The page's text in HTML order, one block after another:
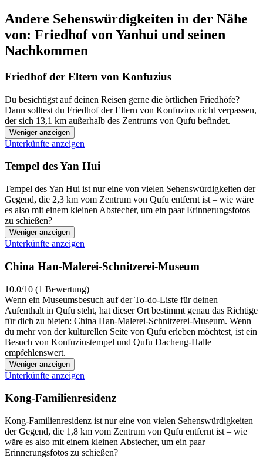
Andere Sehenswürdigkeiten in der Nähe
von: Friedhof von Yanhui und seinen
Nachkommen
Friedhof der Eltern von Konfuzius
Du besichtigst auf deinen Reisen gerne die örtlichen Friedhöfe?
Dann solltest du Friedhof der Eltern von Konfuzius nicht verpassen,
der sich 13,1 km außerhalb des Zentrums von Qufu befindet.
Weniger anzeigen
Unterkünfte anzeigen
Tempel des Yan Hui
Tempel des Yan Hui ist nur eine von vielen Sehenswürdigkeiten der
Gegend, die 2,3 km vom Zentrum von Qufu entfernt ist – wie wäre
es also mit einem kleinen Abstecher, um ein paar Erinnerungsfotos
zu schießen?
Weniger anzeigen
Unterkünfte anzeigen
China Han-Malerei-Schnitzerei-Museum
10.0/10 (1 Bewertung)
Wenn ein Museumsbesuch auf der To-do-Liste für deinen
Aufenthalt in Qufu steht, hat dieser Ort bestimmt genau das Richtige
für dich zu bieten: China Han-Malerei-Schnitzerei-Museum. Wenn
du mehr von der kulturellen Seite von Qufu erleben möchtest, ist ein
Besuch von Konfuziustempel und Qufu Dacheng-Halle
empfehlenswert.
Weniger anzeigen
Unterkünfte anzeigen
Kong-Familienresidenz
Kong-Familienresidenz ist nur eine von vielen Sehenswürdigkeiten
der Gegend, die 1,8 km vom Zentrum von Qufu entfernt ist – wie
wäre es also mit einem kleinen Abstecher, um ein paar
Erinnerungsfotos zu schießen?